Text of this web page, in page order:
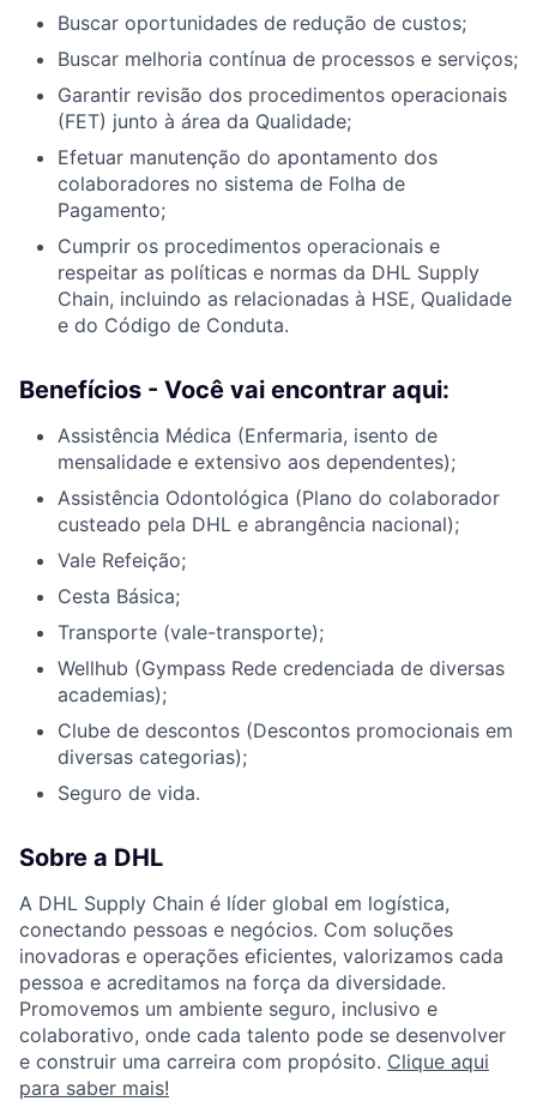
Buscar oportunidades de redução de custos;
Buscar melhoria contínua de processos e serviços;
Garantir revisão dos procedimentos operacionais
(FET) junto à área da Qualidade;
Efetuar manutenção do apontamento dos
colaboradores no sistema de Folha de
Pagamento;
Cumprir os procedimentos operacionais e
respeitar as políticas e normas da DHL Supply
Chain, incluindo as relacionadas à HSE, Qualidade
e do Código de Conduta.
Benefícios - Você vai encontrar aqui:
Assistência Médica (Enfermaria, isento de
mensalidade e extensivo aos dependentes);
Assistência Odontológica (Plano do colaborador
custeado pela DHL e abrangência nacional);
Vale Refeição;
Cesta Básica;
Transporte (vale-transporte);
Wellhub (Gympass Rede credenciada de diversas
academias);
Clube de descontos (Descontos promocionais em
diversas categorias);
Seguro de vida.
Sobre a DHL
A DHL Supply Chain é líder global em logística,
conectando pessoas e negócios. Com soluções
inovadoras e operações eficientes, valorizamos cada
pessoa e acreditamos na força da diversidade.
Promovemos um ambiente seguro, inclusivo e
colaborativo, onde cada talento pode se desenvolver
e construir uma carreira com propósito. Clique aqui
para saber mais!